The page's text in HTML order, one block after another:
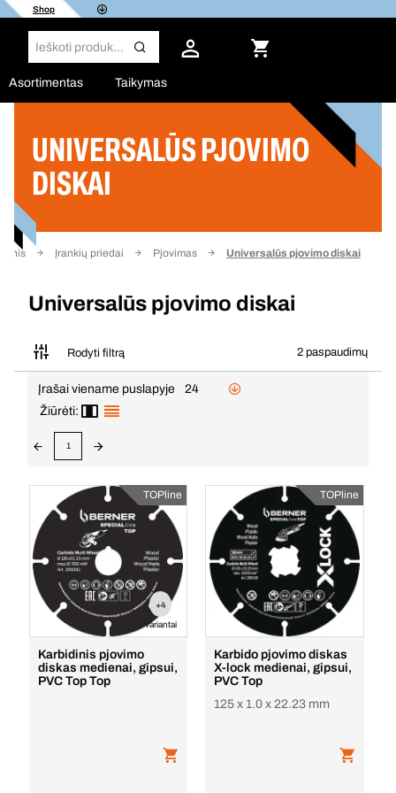
Shop
Asortimentas Taikymas
UNIVERSALŪS PJOVIMO
DISKAI
Įrankių priedai Pjovimas Universalūs pjovimo diskai
Universalūs pjovimo diskai
Rodyti filtrą 2 paspaudimų
Filtras
Įrašai viename puslapyje
24
Žiūrėti:
1
TOPline
+4
variantai
Karbidinis pjovimo
diskas medienai, gipsui,
PVC Top Top
TOPline
Karbido pjovimo diskas
X-lock medienai, gipsui,
PVC Top
125 x 1.0 x 22.23 mm